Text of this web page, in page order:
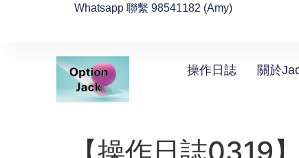
Whatsapp 聯繫 98541182 (Amy)
操作日誌 關於